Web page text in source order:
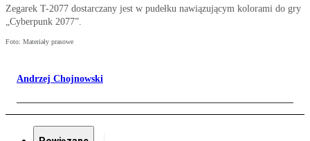
Zegarek T-2077 dostarczany jest w pudełku nawiązującym kolorami do gry
„Cyberpunk 2077”.
Foto: Materiały prasowe
Andrzej Chojnowski